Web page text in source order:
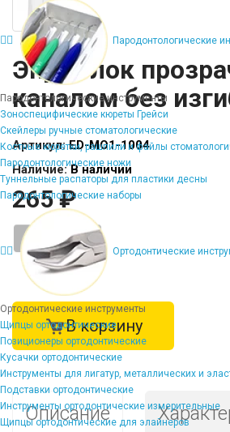
Пародонтологические
Пародонтологические инструменты
Зоноспецифические кюреты Грейси
Скейлеры ручные стоматологические
Костные кюретки, рашпили и файлы
Пародонтологические ножи
Туннельные распаторы для пластики десны
Пародонтологические наборы
Ортодонтические
Ортодонтические инструменты
Щипцы ортодонтические
Позиционеры ортодонтические
Кусачки ортодонтические
Инструменты для лигатур, металлических и
Подставки ортодонтические
Инструменты ортодонтические измерительные
Щипцы ортодонтические для элайнеров
Эндоблок
каналом без
Артикул:ED-MO1-1004
Наличие:В наличии
265 ₽
- +
В корзину
Описание